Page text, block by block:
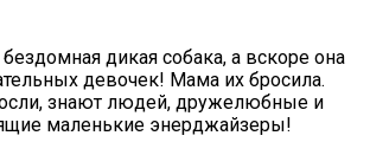
дикая собака, а вскоре она
девочек! Мама их бросила.
знают людей, дружелюбные и
маленькие энерджайзеры!